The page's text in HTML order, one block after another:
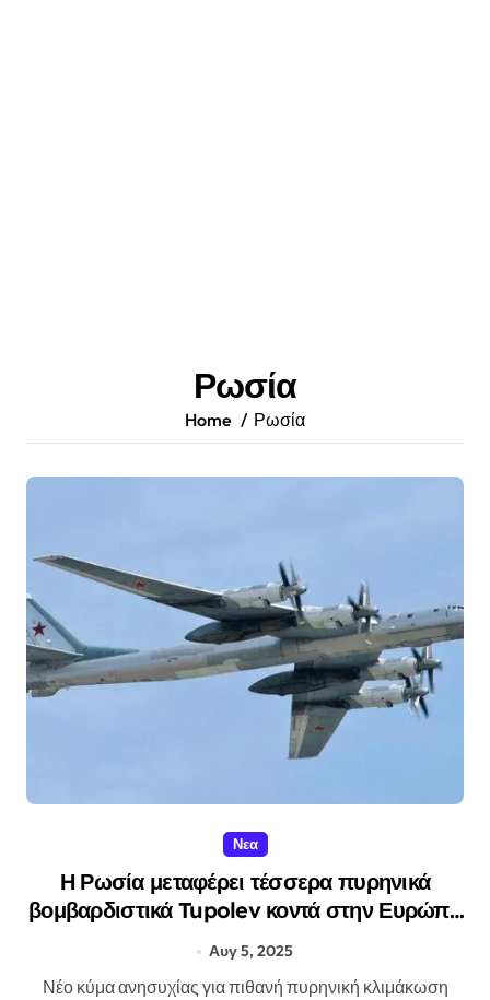
Ρωσία
Home Ρωσία
Νεα
Η Ρωσία μεταφέρει τέσσερα πυρηνικά
βομβαρδιστικά Tupolev κοντά στην Ευρώπη
– Η απάντηση Πούτιν στα πυρηνικά
υποβρύχια Τραμπ.
Αυγ 5, 2025
Νέο κύμα ανησυχίας για πιθανή πυρηνική κλιμάκωση